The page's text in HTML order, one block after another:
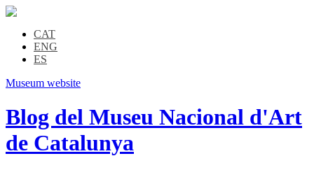
CAT
ENG
ES
Museum website
Blog del Museu Nacional d'Art
de Catalunya